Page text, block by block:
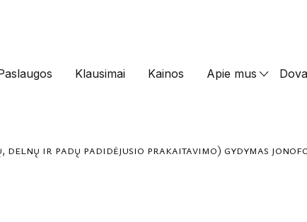
Klausimai Kainos Apie mus
delnų ir padų padidėjusio prakaitavimo) gydymas